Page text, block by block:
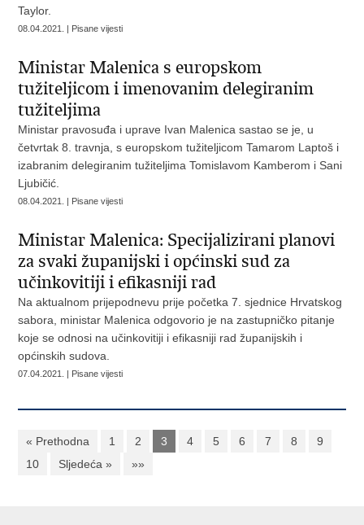
Taylor.
08.04.2021. | Pisane vijesti
Ministar Malenica s europskom
tužiteljicom i imenovanim delegiranim
tužiteljima
Ministar pravosuđa i uprave Ivan Malenica sastao se je, u
četvrtak 8. travnja, s europskom tužiteljicom Tamarom Laptoš i
izabranim delegiranim tužiteljima Tomislavom Kamberom i Sani
Ljubičić.
08.04.2021. | Pisane vijesti
Ministar Malenica: Specijalizirani planovi
za svaki županijski i općinski sud za
učinkovitiji i efikasniji rad
Na aktualnom prijepodnevu prije početka 7. sjednice Hrvatskog
sabora, ministar Malenica odgovorio je na zastupničko pitanje
koje se odnosi na učinkovitiji i efikasniji rad županijskih i
općinskih sudova.
07.04.2021. | Pisane vijesti
« Prethodna 1 2 3 4 5 6 7 8
9
10
Sljedeća » »»